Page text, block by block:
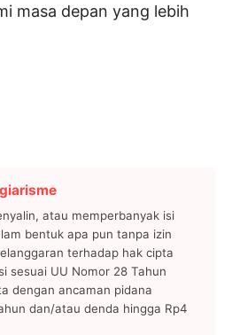
masa depan yang lebih
atau memperbanyak isi
bentuk apa pun tanpa izin
terhadap hak cipta
sesuai UU Nomor 28 Tahun
dengan ancaman pidana
dan/atau denda hingga Rp4